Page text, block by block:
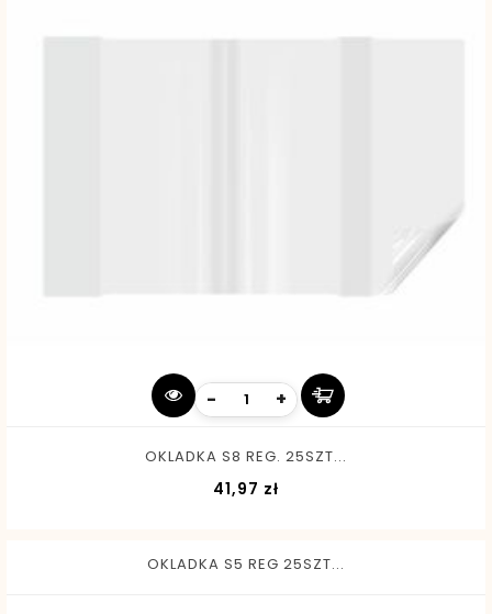
- +
OKLADKA S8 REG. 25SZT...
41,97 złCena
OKLADKA S5 REG 25SZT...